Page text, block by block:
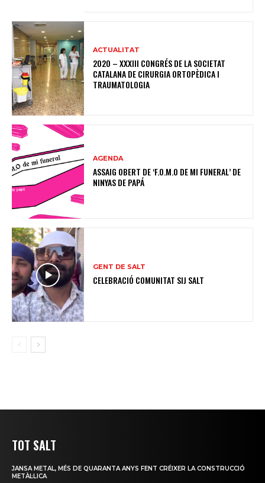
ACTUALITAT
2020 – XXXIII CONGRÉS DE LA SOCIETAT
CATALANA DE CIRURGIA ORTOPÈDICA I
TRAUMATOLOGIA
AGENDA
ASSAIG OBERT DE ‘F.O.M.O DE MI FUNERAL’ DE
NINYAS DE PAPÁ
GENT DE SALT
CELEBRACIÓ COMUNITAT SIJ SALT
TOT SALT
JANSA METAL, MÉS DE QUARANTA ANYS FENT CRÉIXER LA CONSTRUCCIÓ
METÀL·LICA